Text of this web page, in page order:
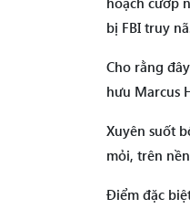
bị FBI truy
Cho rằng
hưu Marcus
Xuyên suốt
mỏi, trên
Điểm đặc